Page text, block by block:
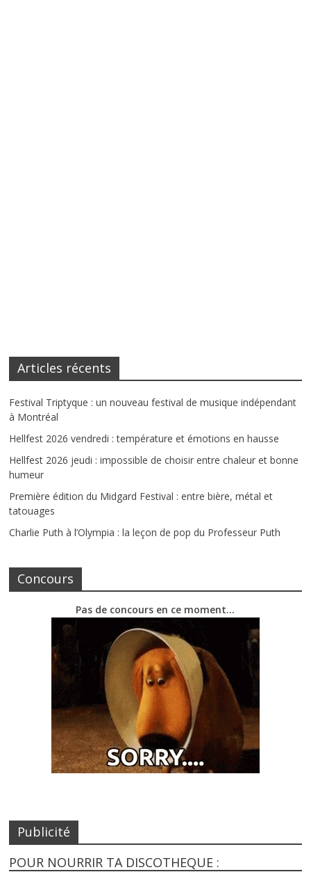
Articles récents
Festival Triptyque : un nouveau festival de musique indépendant
à Montréal
Hellfest 2026 vendredi : température et émotions en hausse
Hellfest 2026 jeudi : impossible de choisir entre chaleur et bonne
humeur
Première édition du Midgard Festival : entre bière, métal et
tatouages
Charlie Puth à l’Olympia : la leçon de pop du Professeur Puth
Concours
Pas de concours en ce moment…
Publicité
POUR NOURRIR TA DISCOTHEQUE :